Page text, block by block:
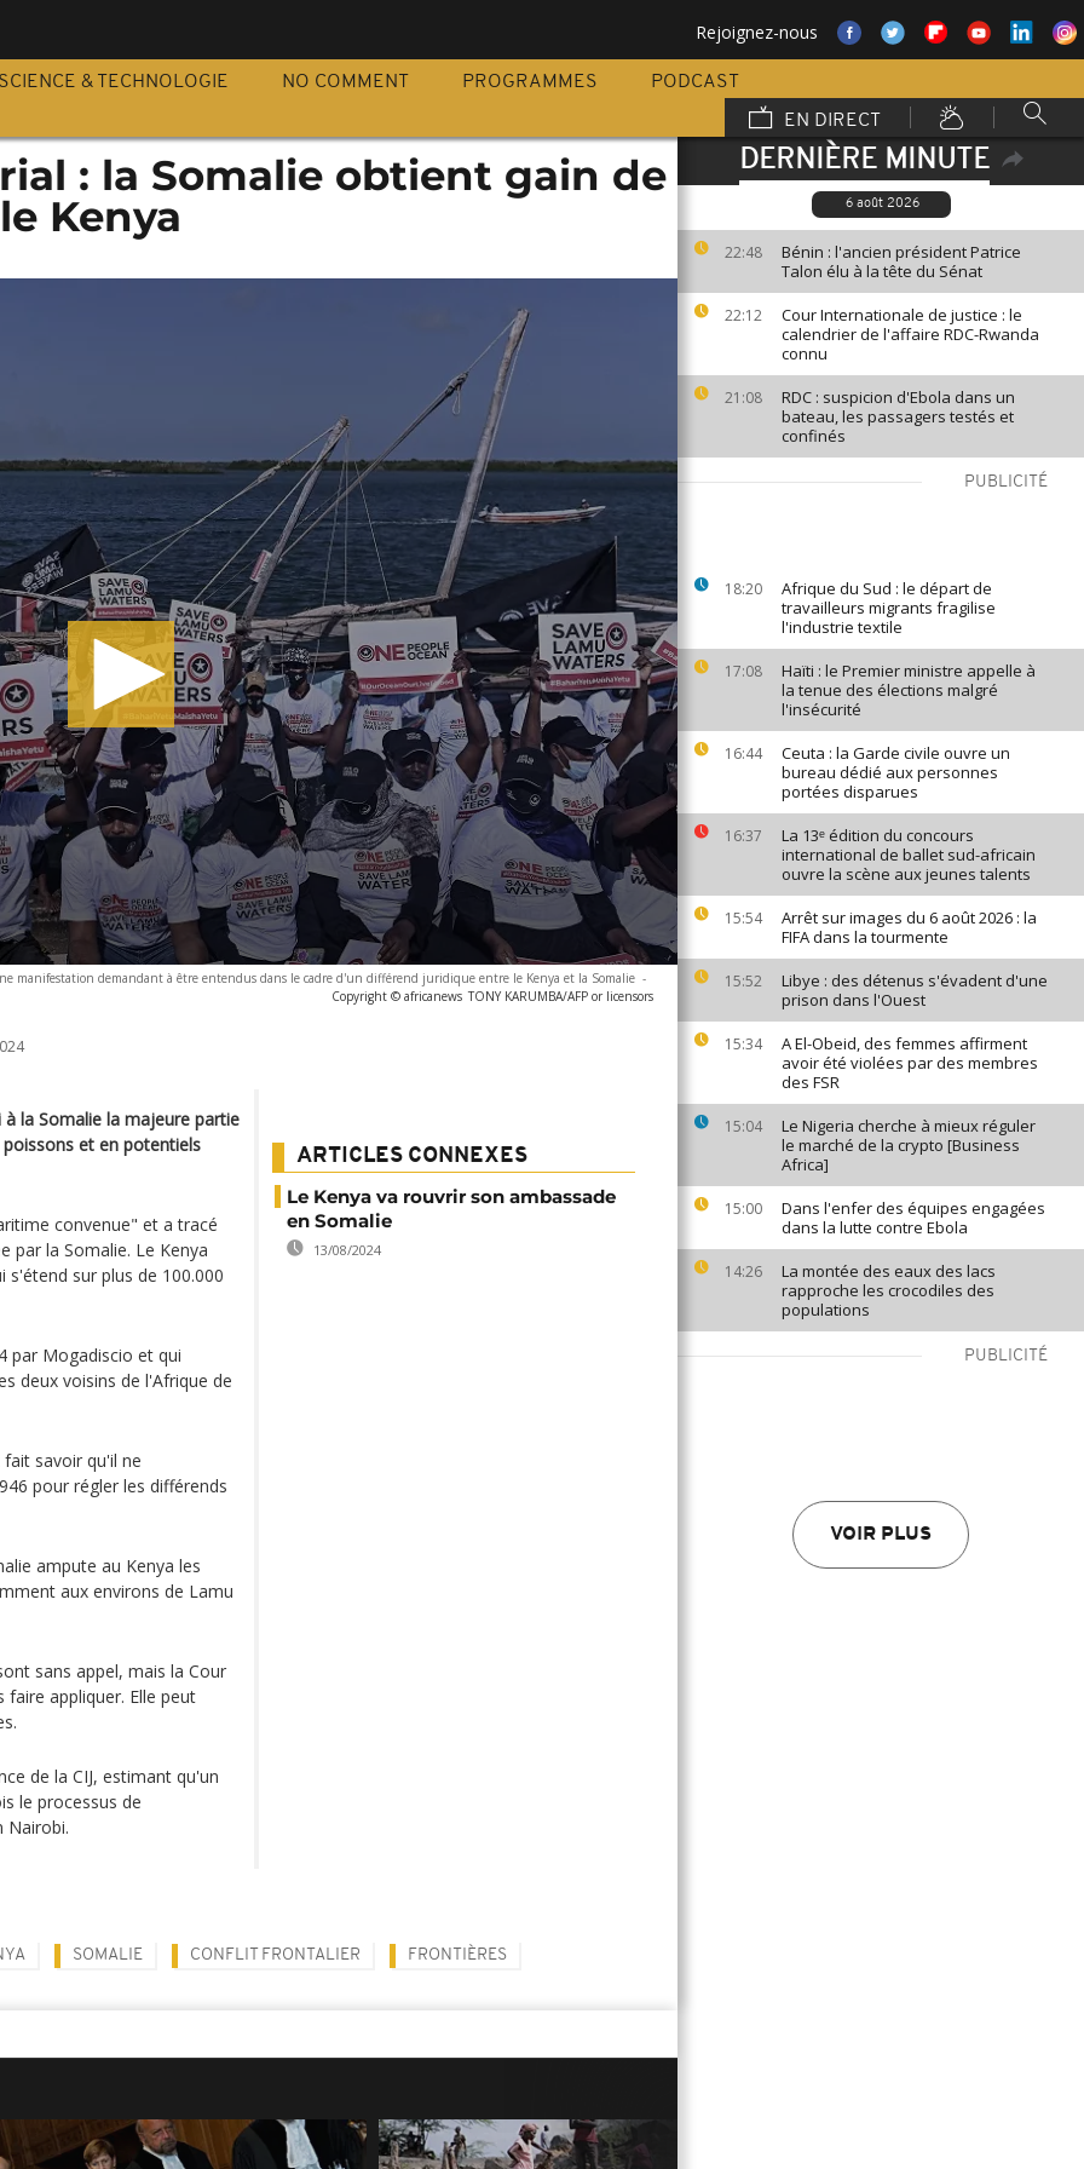
Rejoignez-nous
SCIENCE & TECHNOLOGIE NO COMMENT PROGRAMMES
PODCAST
EN DIRECT
DERNIÈRE MINUTE
6 août 2026
22:48
Bénin : l'ancien président Patrice
Talon élu à la tête du Sénat
22:12
Cour Internationale de justice : le
calendrier de l'affaire RDC-Rwanda
connu
21:08
RDC : suspicion d'Ebola dans un
bateau, les passagers testés et
confinés
PUBLICITÉ
18:20
Afrique du Sud : le départ de
travailleurs migrants fragilise
l'industrie textile
17:08
Haïti : le Premier ministre appelle à
la tenue des élections malgré
l'insécurité
16:44
Ceuta : la Garde civile ouvre un
bureau dédié aux personnes
portées disparues
16:37
La 13ᵉ édition du concours
international de ballet sud-africain
ouvre la scène aux jeunes talents
15:54
Arrêt sur images du 6 août 2026 : la
FIFA dans la tourmente
15:52
Libye : des détenus s'évadent d'une
prison dans l'Ouest
15:34
A El-Obeid, des femmes affirment
avoir été violées par des membres
des FSR
15:04
Le Nigeria cherche à mieux réguler
le marché de la crypto [Business
Africa]
15:00
Dans l'enfer des équipes engagées
dans la lutte contre Ebola
14:26
La montée des eaux des lacs
rapproche les crocodiles des
populations
PUBLICITÉ
VOIR PLUS
: la Somalie obtient gain de
Kenya
manifestation demandant à être entendus dans le cadre d'un différend juridique entre le Kenya et la Somalie -
Copyright © africanews TONY KARUMBA/AFP or licensors
la Somalie la majeure partie
et en potentiels
convenue" et a tracé
par la Somalie. Le Kenya
sur plus de 100.000
par Mogadiscio et qui
deux voisins de l'Afrique de
savoir qu'il ne
pour régler les différends
ampute au Kenya les
aux environs de Lamu
sans appel, mais la Cour
appliquer. Elle peut
de la CIJ, estimant qu'un
le processus de
Nairobi.
ARTICLES CONNEXES
Le Kenya va rouvrir son ambassade
en Somalie
13/08/2024
SOMALIE CONFLIT FRONTALIER FRONTIÈRES